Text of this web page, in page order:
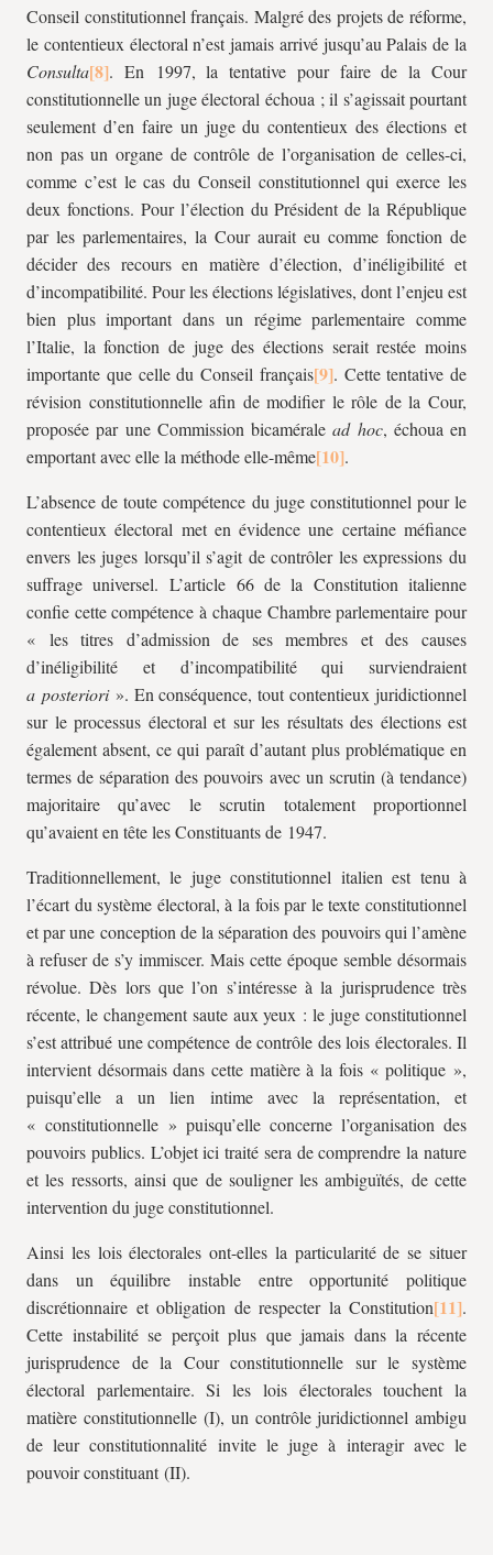
Conseil constitutionnel français. Malgré des projets de réforme,
le contentieux électoral n’est jamais arrivé jusqu’au Palais de la
Consulta
. En 1997, la tentative pour faire de la Cour
constitutionnelle un juge électoral échoua ; il s’agissait pourtant
seulement d’en faire un juge du contentieux des élections et
non pas un organe de contrôle de l’organisation de celles-ci,
comme c’est le cas du Conseil constitutionnel qui exerce les
deux fonctions. Pour l’élection du Président de la République
par les parlementaires, la Cour aurait eu comme fonction de
décider des recours en matière d’élection, d’inéligibilité et
d’incompatibilité. Pour les élections législatives, dont l’enjeu est
bien plus important dans un régime parlementaire comme
l’Italie, la fonction de juge des élections serait restée moins
importante que celle du Conseil français
. Cette tentative de
révision constitutionnelle afin de modifier le rôle de la Cour,
proposée par une Commission bicaméralead hoc, échoua en
emportant avec elle la méthode elle-même
.
L’absence de toute compétence du juge constitutionnel pour le
contentieux électoral met en évidence une certaine méfiance
envers les juges lorsqu’il s’agit de contrôler les expressions du
suffrage universel. L’article 66 de la Constitution italienne
confie cette compétence à chaque Chambre parlementaire pour
« les titres d’admission de ses membres et des causes
d’inéligibilité et d’incompatibilité qui surviendraient
a posteriori». En conséquence, tout contentieux juridictionnel
sur le processus électoral et sur les résultats des élections est
également absent, ce qui paraît d’autant plus problématique en
termes de séparation des pouvoirs avec un scrutin (à tendance)
majoritaire qu’avec le scrutin totalement proportionnel
qu’avaient en tête les Constituants de 1947.
Traditionnellement, le juge constitutionnel italien est tenu à
l’écart du système électoral, à la fois par le texte constitutionnel
et par une conception de la séparation des pouvoirs qui l’amène
à refuser de s’y immiscer. Mais cette époque semble désormais
révolue. Dès lors que l’on s’intéresse à la jurisprudence très
récente, le changement saute aux yeux : le juge constitutionnel
s’est attribué une compétence de contrôle des lois électorales. Il
intervient désormais dans cette matière à la fois « politique »,
puisqu’elle a un lien intime avec la représentation, et
« constitutionnelle » puisqu’elle concerne l’organisation des
pouvoirs publics. L’objet ici traité sera de comprendre la nature
et les ressorts, ainsi que de souligner les ambiguïtés, de cette
intervention du juge constitutionnel.
Ainsi les lois électorales ont-elles la particularité de se situer
dans un équilibre instable entre opportunité politique
discrétionnaire et obligation de respecter la Constitution
.
Cette instabilité se perçoit plus que jamais dans la récente
jurisprudence de la Cour constitutionnelle sur le système
électoral parlementaire. Si les lois électorales touchent la
matière constitutionnelle (I), un contrôle juridictionnel ambigu
de leur constitutionnalité invite le juge à interagir avec le
pouvoir constituant (II).